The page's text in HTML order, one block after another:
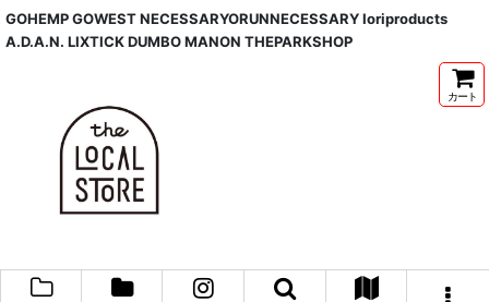
GOHEMP GOWEST NECESSARYORUNNECESSARY Ioriproducts
A.D.A.N. LIXTICK DUMBO MANON THEPARKSHOP
カート